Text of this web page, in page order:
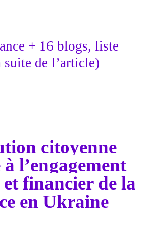
+ 16 blogs, liste
suite de l’article)
citoyenne
l’engagement
financier de la
en Ukraine